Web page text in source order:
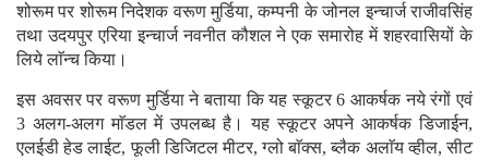
शोरूम पर शोरूम निदेशक वरूण मुर्डिया, कम्पनी के जोनल इन्चार्ज राजीवसिंह
तथा उदयपुर एरिया इन्चार्ज नवनीत कौशल ने एक समारोह में शहरवासियों के
लिये लाॅन्च किया।
इस अवसर पर वरूण मुर्डिया ने बताया कि यह स्कूटर 6 आकर्षक नये रंगों एवं
3 अलग-अलग माॅडल में उपलब्ध है। यह स्कूटर अपने आकर्षक डिजाईन,
एलईडी हेड लाईट, फूली डिजिटल मीटर, ग्लो बाॅक्स, ब्लैक अलाॅय व्हील, सीट